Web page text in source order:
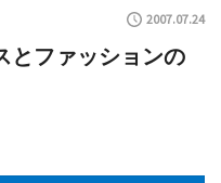
2007.07.24
とファッションの